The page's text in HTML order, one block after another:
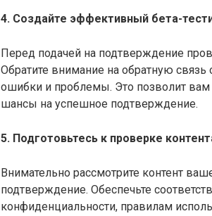
4. Создайте эффективный бета-
Перед подачей на подтверждение
Обратите внимание на обратную связь
ошибки и проблемы. Это позволит вам
шансы на успешное подтверждение.
5. Подготовьтесь к проверке
Внимательно рассмотрите контент
подтверждение. Обеспечьте
конфиденциальности, правилам